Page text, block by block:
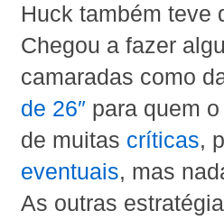
Huck também teve
Chegou a fazer
camaradas como
de 26″ para quem
de muitas críticas,
eventuais, mas
As outras